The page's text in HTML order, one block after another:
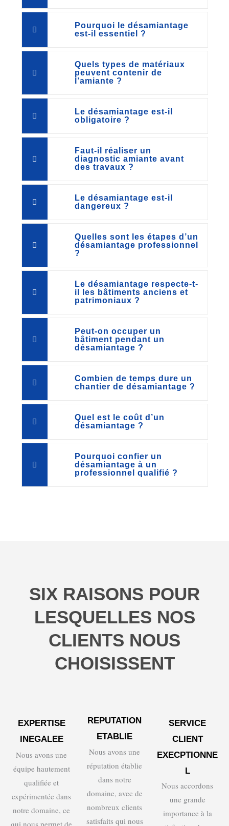
Pourquoi le désamiantage
est-il essentiel ?
Quels types de matériaux
peuvent contenir de
l’amiante ?
Le désamiantage est-il
obligatoire ?
Faut-il réaliser un
diagnostic amiante avant
des travaux ?
Le désamiantage est-il
dangereux ?
Quelles sont les étapes d’un
désamiantage professionnel
?
Le désamiantage respecte-t-
il les bâtiments anciens et
patrimoniaux ?
Peut-on occuper un
bâtiment pendant un
désamiantage ?
Combien de temps dure un
chantier de désamiantage ?
Quel est le coût d’un
désamiantage ?
Pourquoi confier un
désamiantage à un
professionnel qualifié ?
SIX RAISONS POUR
LESQUELLES NOS
CLIENTS NOUS
CHOISISSENT
EXPERTISE
INEGALEE
Nous avons une
équipe hautement
qualifiée et
expérimentée dans
notre domaine, ce
REPUTATION
ETABLIE
Nous avons une
réputation établie
dans notre
domaine, avec de
nombreux clients
satisfaits qui nous
SERVICE
CLIENT
EXECPTIONNE
L
Nous accordons
une grande
importance à la